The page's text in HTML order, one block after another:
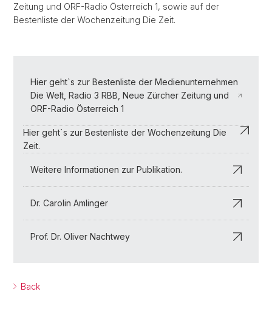
Zeitung und ORF-Radio Österreich 1, sowie auf der
Bestenliste der Wochenzeitung Die Zeit.
Hier geht`s zur Bestenliste der Medienunternehmen
Die Welt, Radio 3 RBB, Neue Zürcher Zeitung und
ORF-Radio Österreich 1
Hier geht`s zur Bestenliste der Wochenzeitung Die
Zeit.
Weitere Informationen zur Publikation.
Dr. Carolin Amlinger
Prof. Dr. Oliver Nachtwey
Back